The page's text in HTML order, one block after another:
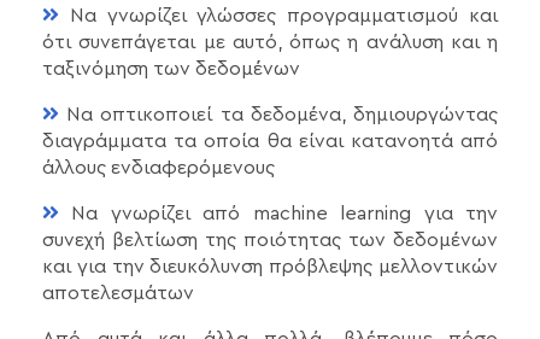
Να γνωρίζει γλώσσες προγραμματισμού και
ότι συνεπάγεται με αυτό, όπως η ανάλυση και η
ταξινόμηση των δεδομένων
Να οπτικοποιεί τα δεδομένα, δημιουργώντας
διαγράμματα τα οποία θα είναι κατανοητά από
άλλους ενδιαφερόμενους
Να γνωρίζει από machine learning για την
συνεχή βελτίωση της ποιότητας των δεδομένων
και για την διευκόλυνση πρόβλεψης μελλοντικών
αποτελεσμάτων